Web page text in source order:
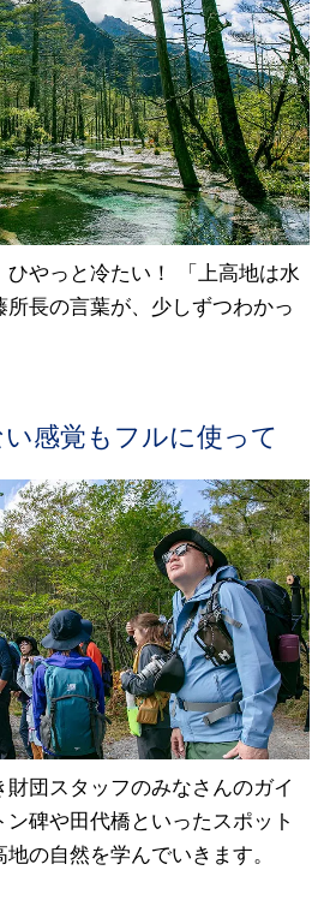
ひやっと冷たい！ 「上高地は水
所長の言葉が、少しずつわかっ
感覚もフルに使って
団スタッフのみなさんのガイ
ン碑や田代橋といったスポット
の自然を学んでいきます。